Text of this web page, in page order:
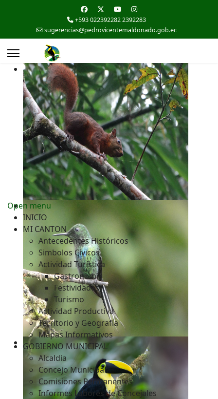
+593 022392282 2392283
sugerencias@pedrovicentemaldonado.gob.ec
Open menu
INICIO
MI CANTON
Antecedentes Históricos
Simbolos Cívicos
Actividad Turística
Gastronomía
Festividades
Turismo
Actividad Productiva
Territorio y Geografía
Mapas Informativos
GOBIERNO MUNICIPAL
Alcaldia
Concejo Municipal
Comisiones Permanentes
Informes Labores de Concejales